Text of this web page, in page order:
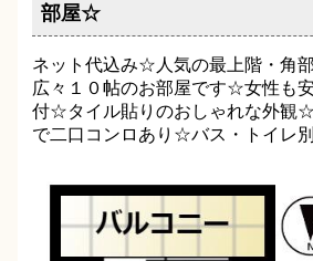
部屋☆
ネット代込み☆人気の最上階・角
広々１０帖のお部屋です☆女性も
付☆タイル貼りのおしゃれな外観
で二口コンロあり☆バス・トイレ